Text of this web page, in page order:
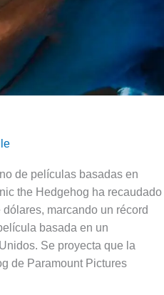
de películas basadas en
the Hedgehog ha recaudado
marcando un récord
basada en un
Se proyecta que la
de Paramount Pictures